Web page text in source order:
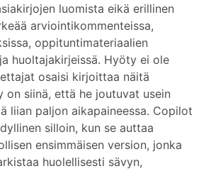
luomista eikä erillinen
arviointikommenteissa,
oppituntimateriaalien
huoltajakirjeissä. Hyöty ei ole
osaisi kirjoittaa näitä
on siinä, että he joutuvat usein
liian paljon aikapaineessa. Copilot
silloin, kun se auttaa
ensimmäisen version, jonka
huolellisesti sävyn,